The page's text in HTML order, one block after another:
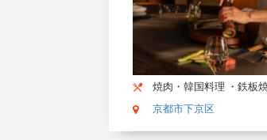
焼肉・韓国料理 ・鉄板
京都市下京区